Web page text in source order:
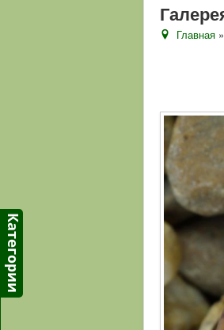
Главная